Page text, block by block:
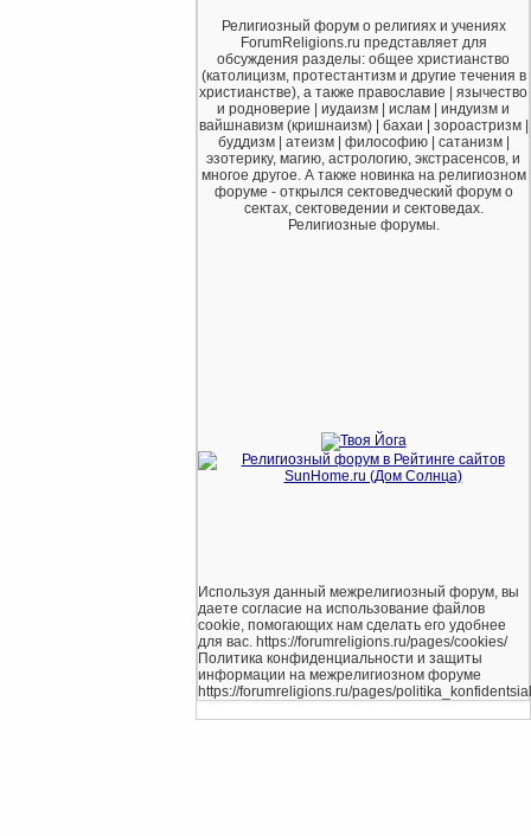
Религиозный форум о религиях и учениях
ForumReligions.ru представляет для
обсуждения разделы: общее христианство
(католицизм, протестантизм и другие течения в
христианстве), а также православие | язычество
и родноверие | иудаизм | ислам | индуизм и
вайшнавизм (кришнаизм) | бахаи | зороастризм |
буддизм | атеизм | философию | сатанизм |
эзотерику, магию, астрологию, экстрасенсов, и
многое другое. А также новинка на религиозном
форуме - открылся сектоведческий форум о
сектах, сектоведении и сектоведах.
Религиозные форумы.
Используя данный межрелигиозный форум, вы
даете согласие на использование файлов
cookie, помогающих нам сделать его удобнее
для вас. https://forumreligions.ru/pages/cookies/
Политика конфиденциальности и защиты
информации на межрелигиозном форуме
https://forumreligions.ru/pages/